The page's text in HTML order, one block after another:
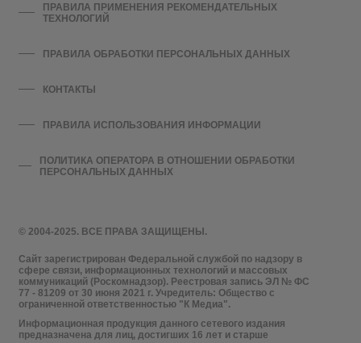
© 2004-2025. ВСЕ ПРАВА ЗАЩИЩЕНЫ.
Сайт зарегистрирован Федеральной службой по надзору в
сфере связи, информационных технологий и массовых
коммуникаций (Роскомнадзор). Реестровая запись ЭЛ № ФС
77 - 81209 от 30 июня 2021 г. Учредитель: Общество с
ограниченной ответственностью "К Медиа".
Информационная продукция данного сетевого издания
предназначена для лиц, достигших 16 лет и старше
ПРАВИЛА ПРИМЕНЕНИЯ РЕКОМЕНДАТЕЛЬНЫХ
ТЕХНОЛОГИЙ
ПРАВИЛА ОБРАБОТКИ ПЕРСОНАЛЬНЫХ ДАННЫХ
КОНТАКТЫ
ПРАВИЛА ИСПОЛЬЗОВАНИЯ ИНФОРМАЦИИ
ПОЛИТИКА ОПЕРАТОРА В ОТНОШЕНИИ ОБРАБОТКИ
ПЕРСОНАЛЬНЫХ ДАННЫХ